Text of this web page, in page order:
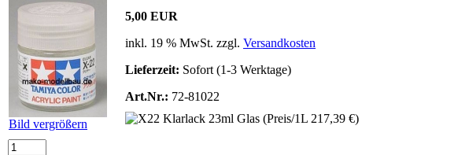
Bild vergrößern
5,00 EUR
inkl. 19 % MwSt. zzgl. Versandkosten
Lieferzeit: Sofort (1-3 Werktage)
Art.Nr.: 72-81022